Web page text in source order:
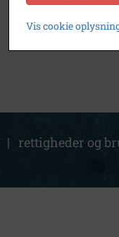
| rettigheder og
Vis cookie